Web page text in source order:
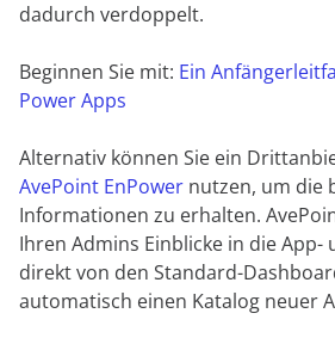
dadurch verdoppelt.
Beginnen Sie mit: Ein
Power Apps
Alternativ können Sie ein
AvePoint EnPower nutzen, um die
Informationen zu erhalten.
Ihren Admins Einblicke in die App-
direkt von den Standard-
automatisch einen Katalog neuer